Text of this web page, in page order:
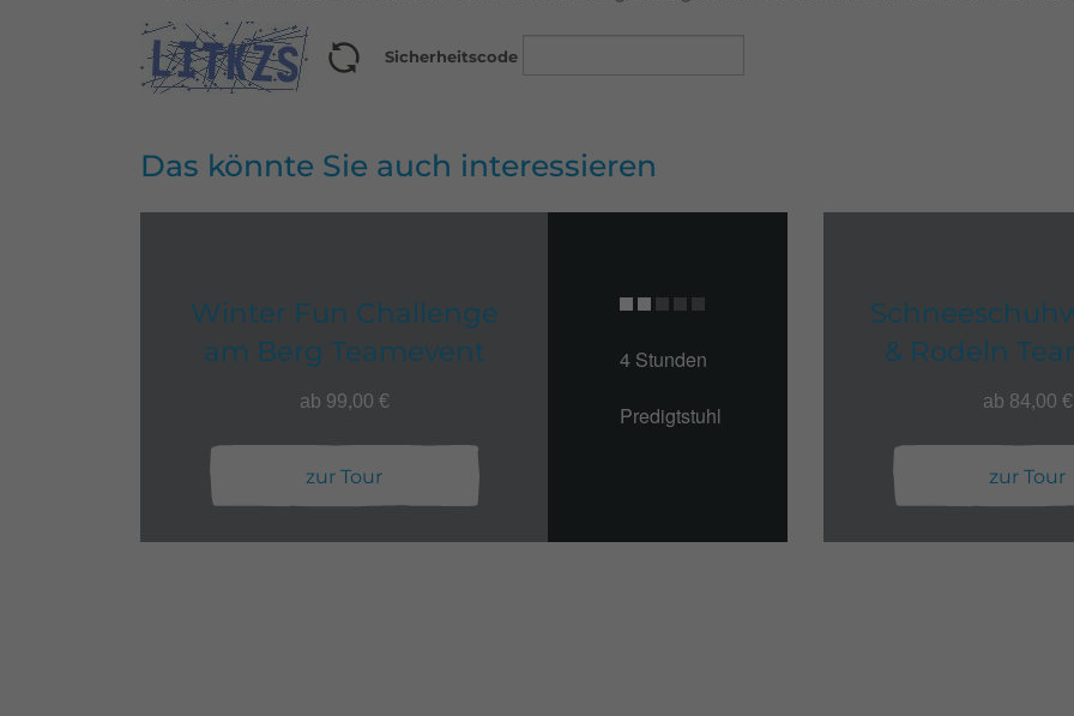
Sicherheitscode
Das könnte Sie auch interessieren
Winter Fun Challenge
am Berg Teamevent
ab 99,00 €
zur Tour
4 Stunden
Predigtstuhl
& Rodeln
ab 84,00 €
zur Tour